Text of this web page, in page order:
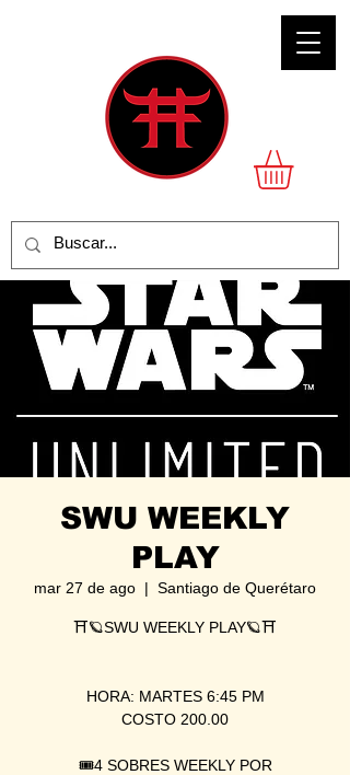
SWU WEEKLY
PLAY
mar 27 de ago
  |
Santiago de Querétaro
⛩🪐SWU WEEKLY PLAY🪐⛩
HORA: MARTES 6:45 PM
COSTO 200.00
🎟4 SOBRES WEEKLY POR